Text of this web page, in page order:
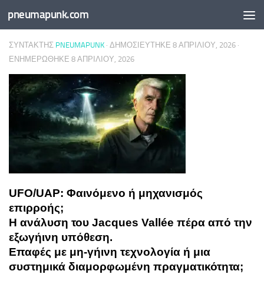
Skip to content
pneumapunk.com
ΣΥΝΤΆΚΤΗΣ PNEUMAPUNK · ΔΗΜΟΣΙΕΎΤΗΚΕ 8 ΑΠΡΙΛΊΟΥ, 2026 ·
ΕΝΗΜΕΡΏΘΗΚΕ 8 ΑΠΡΙΛΊΟΥ, 2026
UFO/UAP: Φαινόμενο ή μηχανισμός
επιρροής;
Η ανάλυση του Jacques Vallée πέρα από την
εξωγήινη υπόθεση.
Επαφές με μη-γήινη τεχνολογία ή μια
συστημικά διαμορφωμένη πραγματικότητα;